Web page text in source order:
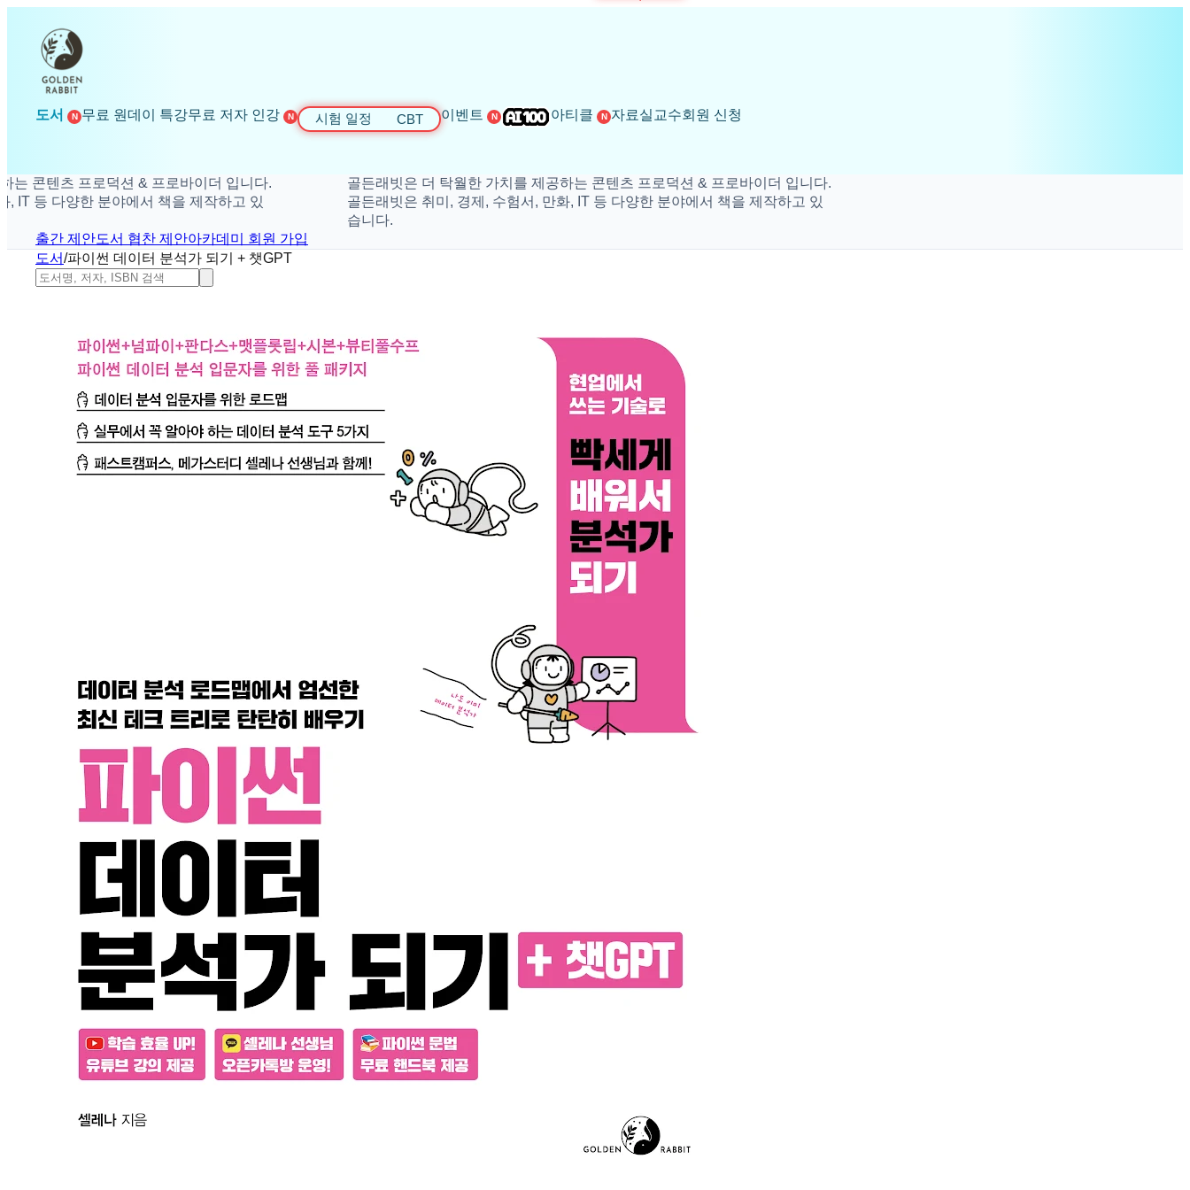
도서 N 무료 원데이 특강무료 저자 인강 N 시험 일정 CBT 이벤트 N 아티클 N 자료실 교수회원 신청
츠 프로덕션 & 프로바이더 입니다.
다양한 분야에서 책을 제작하고 있
골든래빗은 더 탁월한 가치를 제공하는 콘텐츠 프로덕션 & 프로바이더 입니다.
골든래빗은 취미, 경제, 수험서, 만화, IT 등 다양한 분야에서 책을 제작하고 있
습니다.
출간 제안도서 협찬 제안아카데미 회원 가입
도서/파이썬 데이터 분석가 되기 + 챗GPT